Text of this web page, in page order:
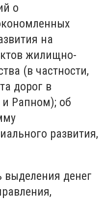
о
на
жилищно-
(в частности,
дорог в
и Рапном); об
развития,
выделения денег